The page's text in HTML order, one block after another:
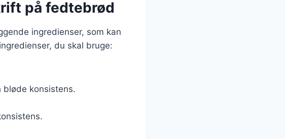
på fedtebrød
ingredienser, som kan
du skal bruge:
konsistens.